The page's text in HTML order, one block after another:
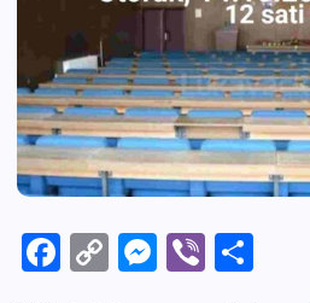
F
C
M
Vi